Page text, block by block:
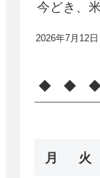
今どき、
2026年7月12日
◆ ◆ ◆
月 火